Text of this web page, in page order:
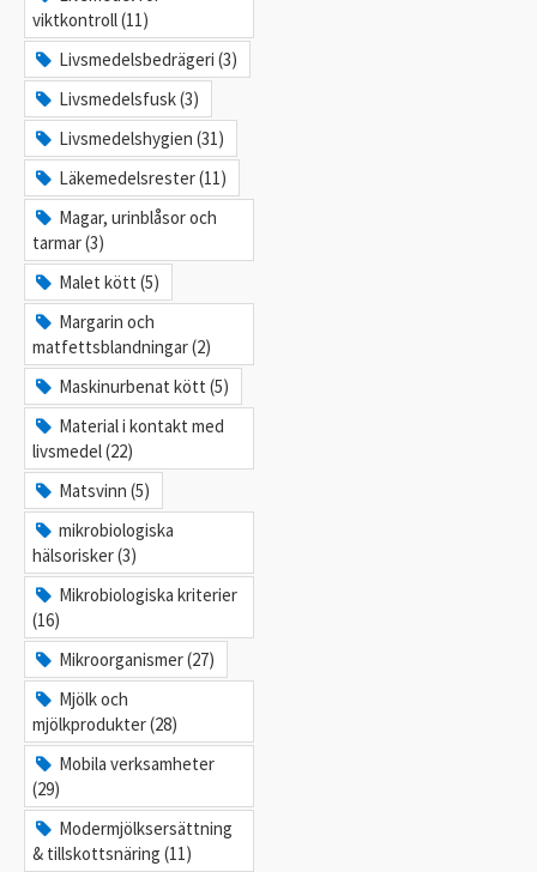
viktkontroll (11)
Livsmedelsbedrägeri (3)
Livsmedelsfusk (3)
Livsmedelshygien (31)
Läkemedelsrester (11)
Magar, urinblåsor och
tarmar (3)
Malet kött (5)
Margarin och
matfettsblandningar (2)
Maskinurbenat kött (5)
Material i kontakt med
livsmedel (22)
Matsvinn (5)
mikrobiologiska
hälsorisker (3)
Mikrobiologiska kriterier
(16)
Mikroorganismer (27)
Mjölk och
mjölkprodukter (28)
Mobila verksamheter
(29)
Modermjölksersättning
& tillskottsnäring (11)